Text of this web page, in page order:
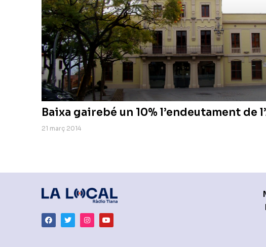
Baixa gairebé un 10% l’endeutament de
21 març 2014